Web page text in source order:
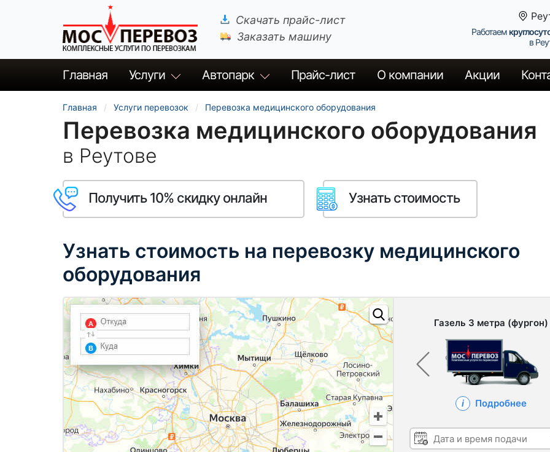
Скачать прайс-лист
Заказать машину
Работаем
в
Главная Услуги Автопарк Прайс-лист О компании Акции
Главная Услуги перевозок Перевозка медицинского оборудования
Перевозка медицинского оборудования
в Реутове
Получить 10% скидку онлайн Узнать стоимость
Узнать стоимость на перевозку медицинского
оборудования
Газель 3 метра (фургон)
Подробнее
Дата и время подачи